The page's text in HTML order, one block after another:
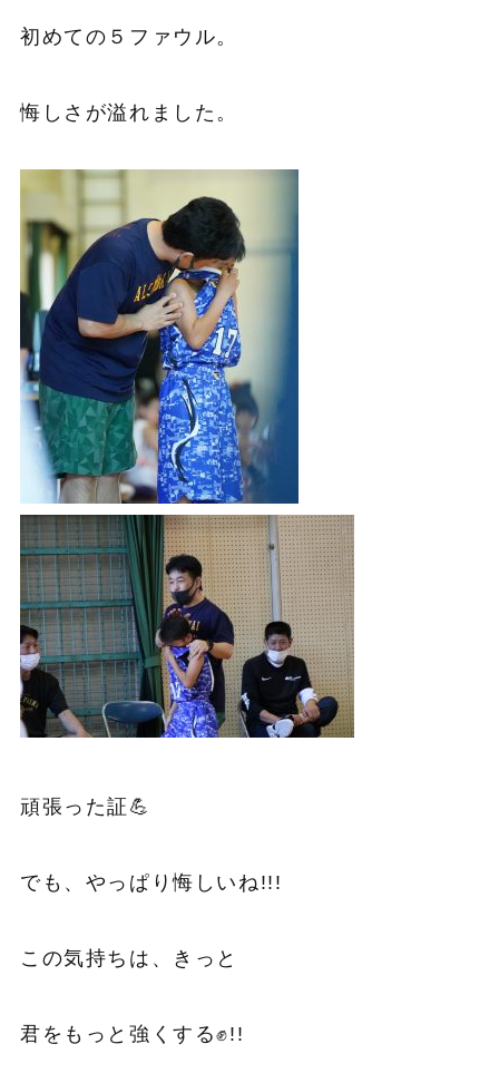
初めての５ファウル。
悔しさが溢れました。
頑張った証💪
でも、やっぱり悔しいね!!!
この気持ちは、きっと
君をもっと強くする✊!!